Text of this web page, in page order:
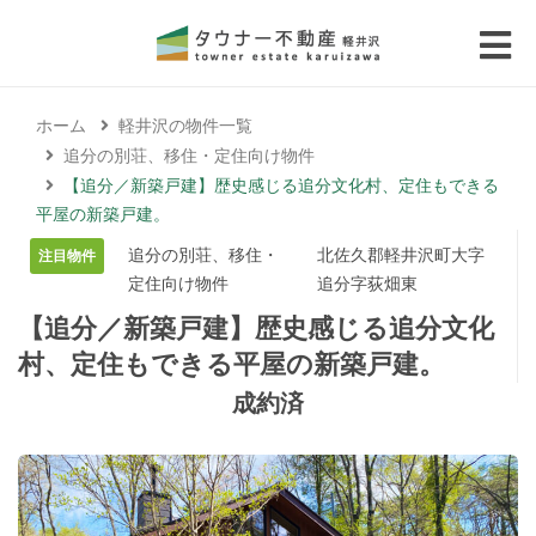
(物件種別から選ぶ)
(価格帯から選ぶ)
(コラム・移住者の声)
(お問い合わせ)
ホーム
軽井沢の物件一覧
追分の別荘、移住・定住向け物件
【追分／新築戸建】歴史感じる追分文化村、定住もできる
平屋の新築戸建。
注目物件
追分の別荘、移住・
定住向け物件
北佐久郡軽井沢町大字
追分字荻畑東
【追分／新築戸建】歴史感じる追分文化
村、定住もできる平屋の新築戸建。
成約済